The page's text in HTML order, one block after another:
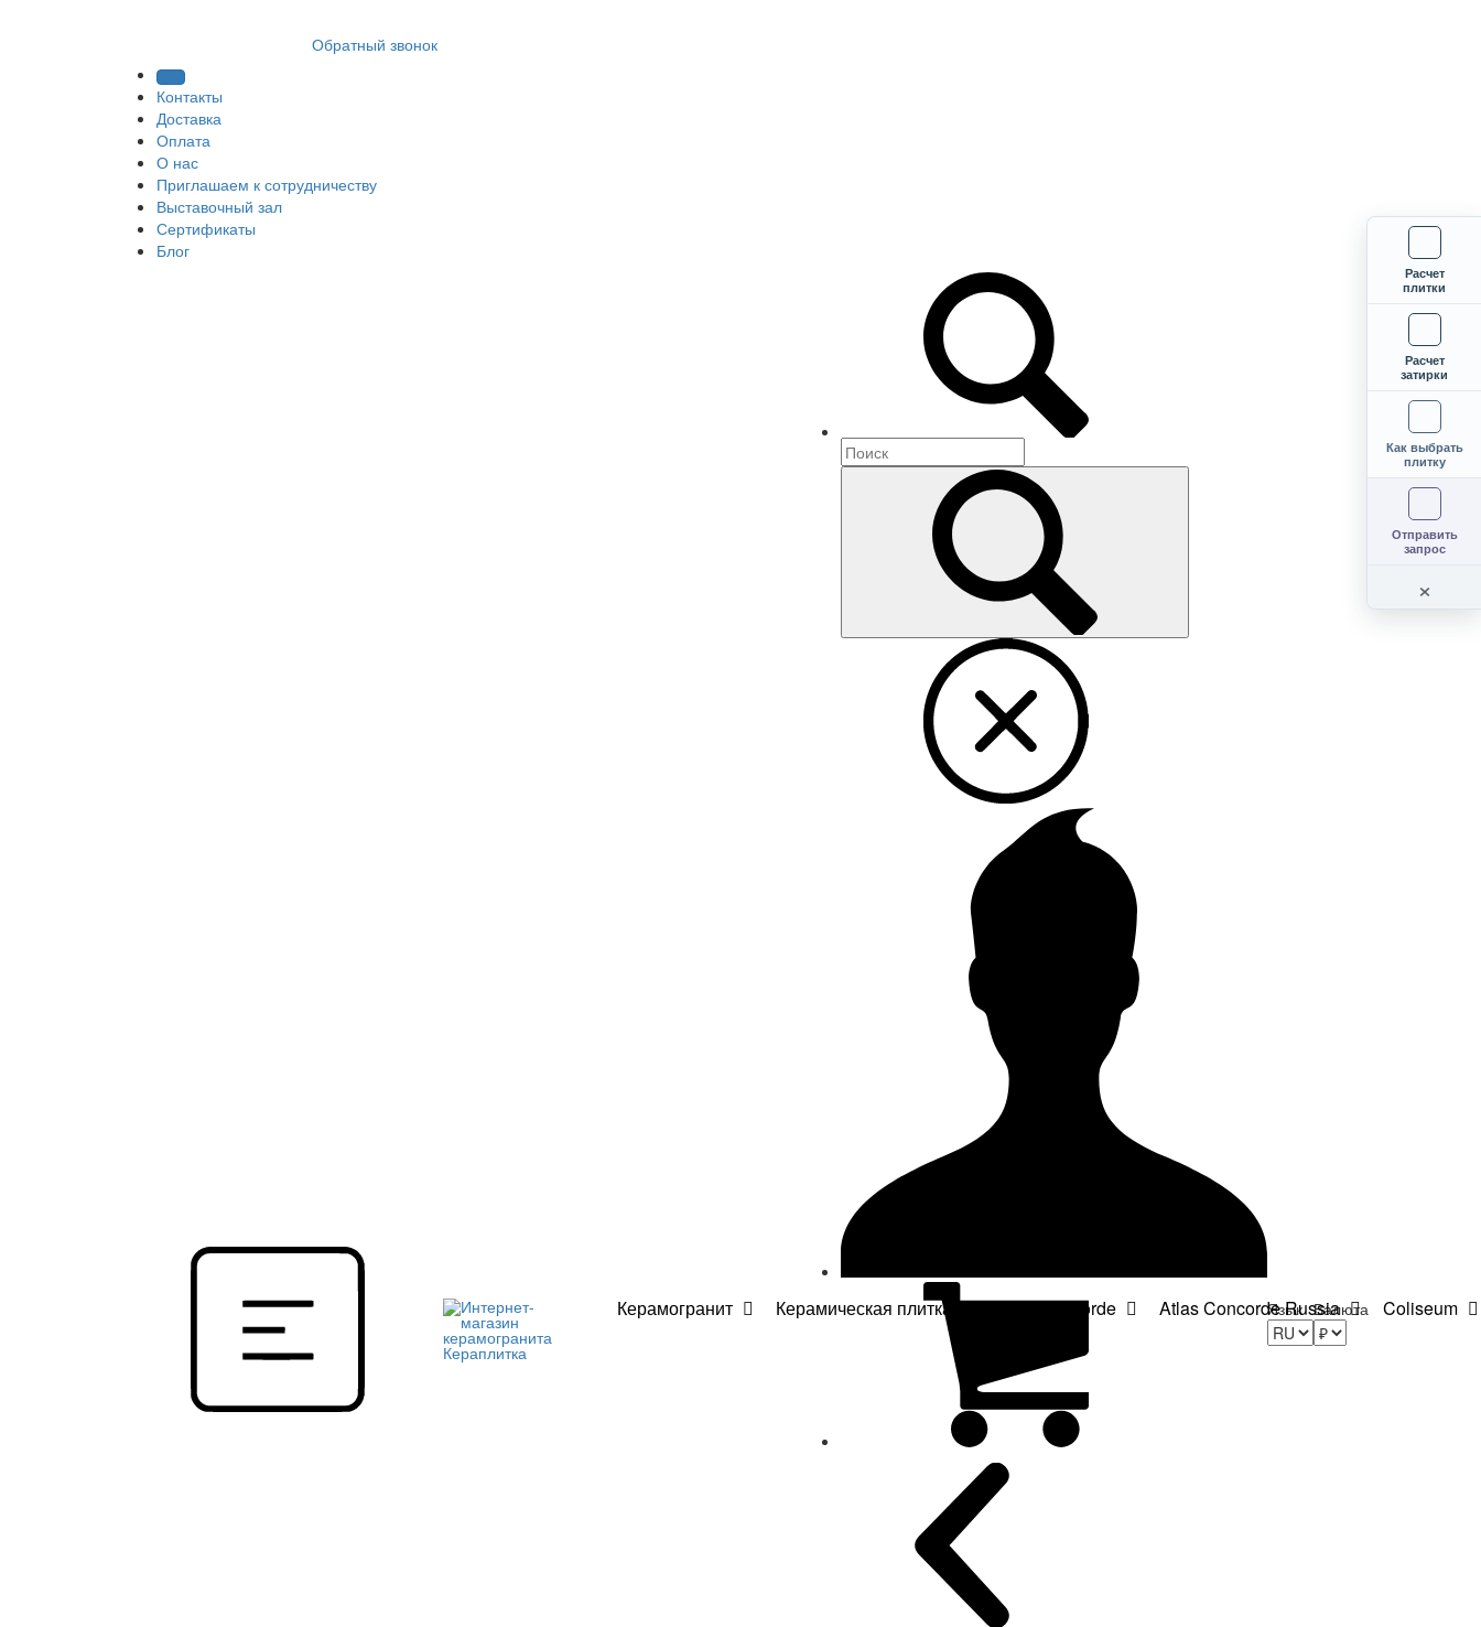
Обратный звонок
Контакты
Доставка
Оплата
О нас
Приглашаем к сотрудничеству
Выставочный зал
Сертификаты
Блог
Керамогранит Керамическая плитка Atlas Concorde Atlas Concorde Russia Coliseum
Язык Валюта
Расчет
плитки
Расчет
затирки
Как выбрать
плитку
Отправить
запрос
×